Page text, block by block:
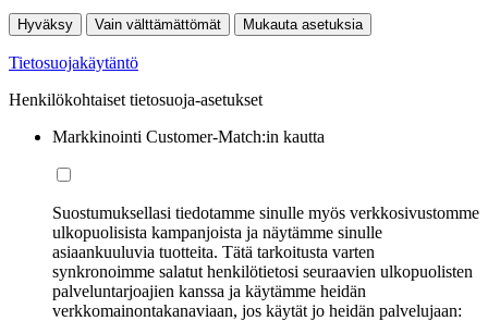
Hyväksy Vain välttämättömät Mukauta asetuksia
Tietosuojakäytäntö
Henkilökohtaiset tietosuoja-asetukset
Markkinointi Customer-Match:in kautta
Suostumuksellasi tiedotamme sinulle myös verkkosivustomme
ulkopuolisista kampanjoista ja näytämme sinulle
asiaankuuluvia tuotteita. Tätä tarkoitusta varten
synkronoimme salatut henkilötietosi seuraavien ulkopuolisten
palveluntarjoajien kanssa ja käytämme heidän
verkkomainontakanaviaan, jos käytät jo heidän palvelujaan: